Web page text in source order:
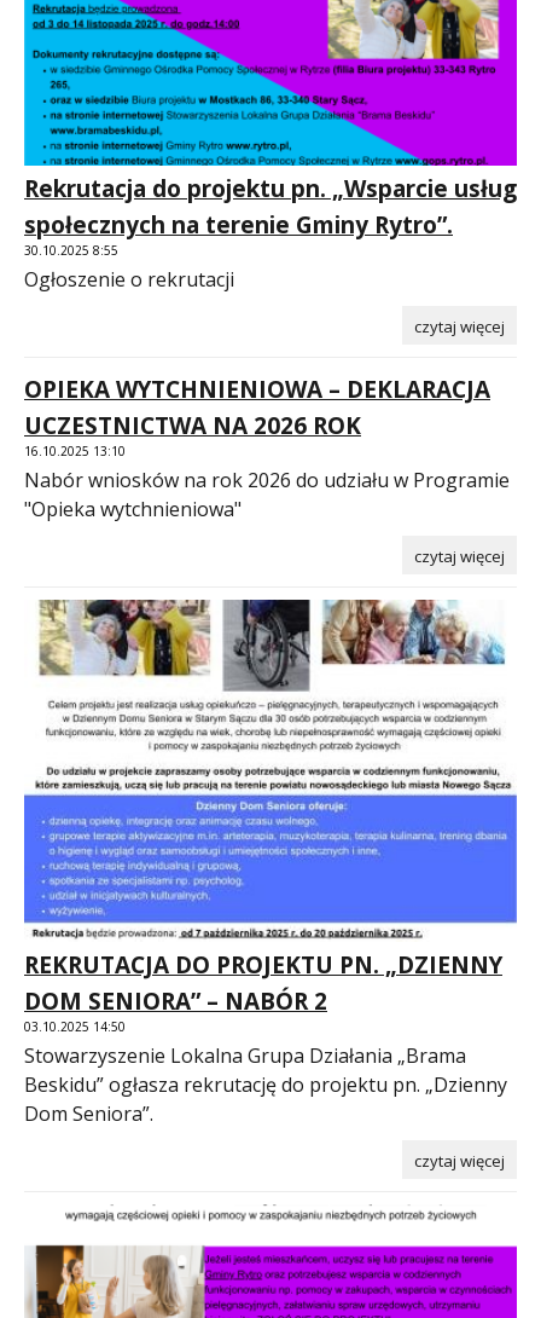
Rekrutacja do projektu pn. „Wsparcie usług
społecznych na terenie Gminy Rytro”.
30.10.2025 8:55
Ogłoszenie o rekrutacji
czytaj więcej
OPIEKA WYTCHNIENIOWA – DEKLARACJA
UCZESTNICTWA NA 2026 ROK
16.10.2025 13:10
Nabór wniosków na rok 2026 do udziału w Programie
"Opieka wytchnieniowa"
czytaj więcej
REKRUTACJA DO PROJEKTU PN. „DZIENNY
DOM SENIORA” – NABÓR 2
03.10.2025 14:50
Stowarzyszenie Lokalna Grupa Działania „Brama
Beskidu” ogłasza rekrutację do projektu pn. „Dzienny
Dom Seniora”.
czytaj więcej